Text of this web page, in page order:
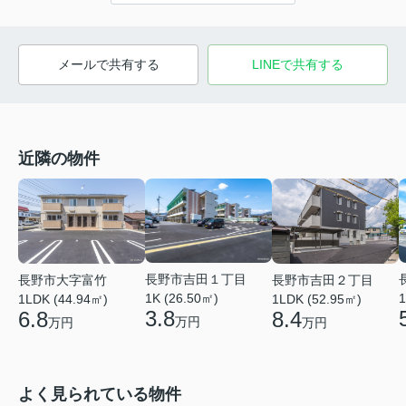
メールで共有する LINEで共有する
近隣の物件
長野市大字富竹
1LDK (44.94㎡)
6.8万円
長野市吉田１丁目
1K (26.50㎡)
3.8万円
長野市吉田２丁目
1LDK (52.95㎡)
8.4万円
よく見られている物件